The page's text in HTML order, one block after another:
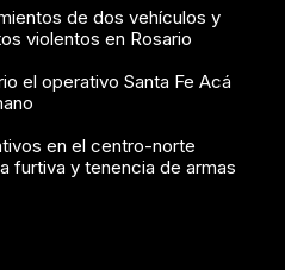
de dos vehículos y
violentos en Rosario
el operativo Santa Fe Acá
en el centro-norte
furtiva y tenencia de armas